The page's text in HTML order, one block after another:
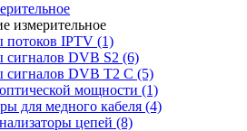
измерительное
потоков IPTV (1)
сигналов DVB S2 (6)
сигналов DVB T2 С (5)
мощности (1)
для медного кабеля (4)
цепей (8)